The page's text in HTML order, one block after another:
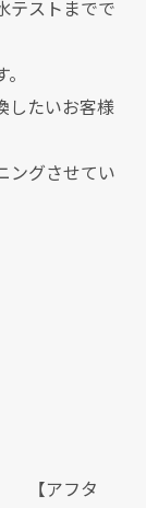
テストまでで
したいお客様
ングさせてい
フタ